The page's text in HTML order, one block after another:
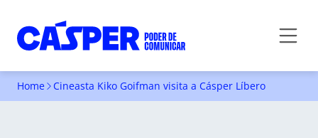
Home Cineasta Kiko Goifman visita a Cásper Líbero